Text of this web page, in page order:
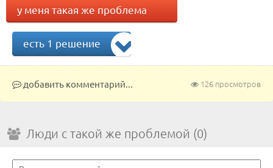
у меня такая же проблема
есть 1 решение
126 просмотров
добавить комментарий...
Люди с такой же проблемой (0)